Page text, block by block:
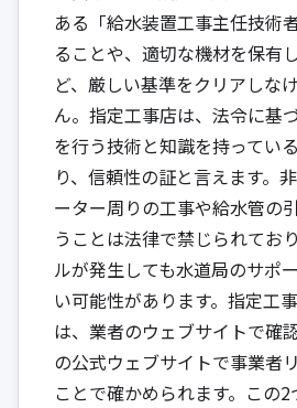
ある「給水装置工事主任技術
ることや、適切な機材を保有
ど、厳しい基準をクリアしな
ん。指定工事店は、法令に基
を行う技術と知識を持ってい
り、信頼性の証と言えます。
ーター周りの工事や給水管の
うことは法律で禁じられてお
ルが発生しても水道局のサポ
い可能性があります。指定工
は、業者のウェブサイトで確
の公式ウェブサイトで事業者
ことで確かめられます。この